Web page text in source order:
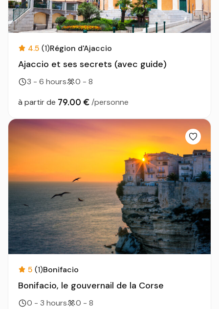
4.5 (1)Région d'Ajaccio
Ajaccio et ses secrets (avec guide)
3 - 6 hours
0 - 8
à partir de 79.00 € /personne
5 (1)Bonifacio
Bonifacio, le gouvernail de la Corse
0 - 3 hours
0 - 8